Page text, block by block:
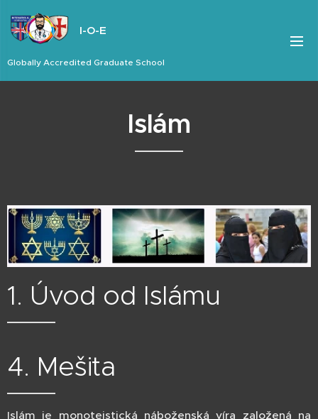
I-O-E
Globally Accredited Graduate School
Islám
1. Úvod od Islámu
4. Mešita
Islám je monoteistická náboženská víra založená na